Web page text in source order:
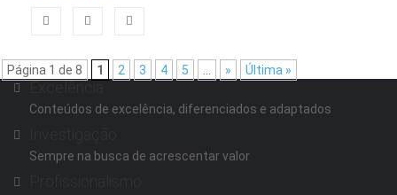
Página 1 de 8 1 2 3 4 5 » Última »
Conteúdos de excelência, diferenciados e adaptados
Sempre na busca de acrescentar valor